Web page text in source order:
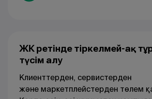
ЖК ретінде тіркелмей-ақ
түсім алу
Клиенттерден, сервистерден
және маркетплейстерден төлем